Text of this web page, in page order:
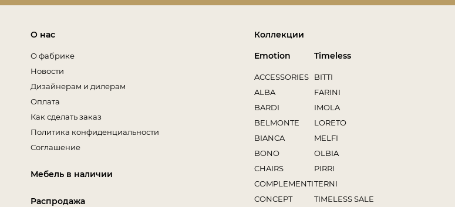
О нас
О фабрике
Новости
Дизайнерам и дилерам
Оплата
Как сделать заказ
Политика конфиденциальности
Соглашение
Мебель в наличии
Распродажа
Коллекции
Emotion
ACCESSORIES
ALBA
BARDI
BELMONTE
BIANCA
BONO
CHAIRS
COMPLEMENTI
CONCEPT
Timeless
BITTI
FARINI
IMOLA
LORETO
MELFI
OLBIA
PIRRI
TERNI
TIMELESS SALE